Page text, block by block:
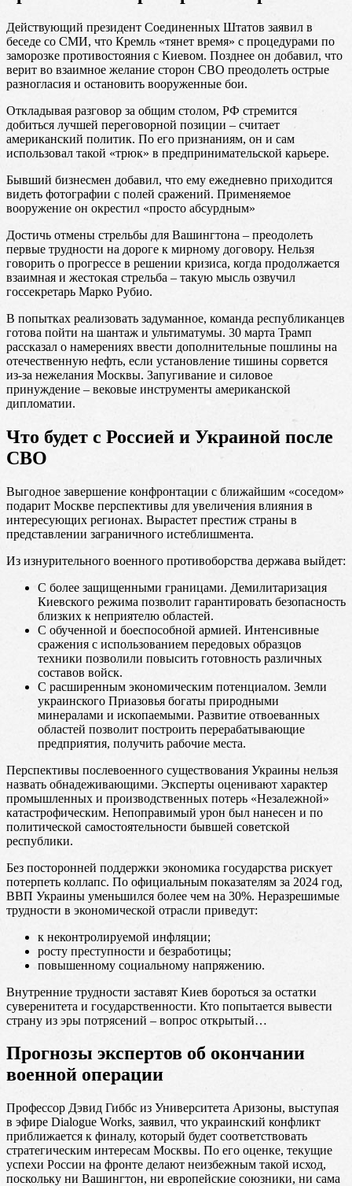
Действующий президент Соединенных Штатов заявил в
беседе со СМИ, что Кремль «тянет время» с процедурами по
заморозке противостояния с Киевом. Позднее он добавил, что
верит во взаимное желание сторон СВО преодолеть острые
разногласия и остановить вооруженные бои.
Откладывая разговор за общим столом, РФ стремится
добиться лучшей переговорной позиции – считает
американский политик. По его признаниям, он и сам
использовал такой «трюк» в предпринимательской карьере.
Бывший бизнесмен добавил, что ему ежедневно приходится
видеть фотографии с полей сражений. Применяемое
вооружение он окрестил «просто абсурдным»
Достичь отмены стрельбы для Вашингтона – преодолеть
первые трудности на дороге к мирному договору. Нельзя
говорить о прогрессе в решении кризиса, когда продолжается
взаимная и жестокая стрельба – такую мысль озвучил
госсекретарь Марко Рубио.
В попытках реализовать задуманное, команда республиканцев
готова пойти на шантаж и ультиматумы. 30 марта Трамп
рассказал о намерениях ввести дополнительные пошлины на
отечественную нефть, если установление тишины сорвется
из-за нежелания Москвы. Запугивание и силовое
принуждение – вековые инструменты американской
дипломатии.
Что будет с Россией и Украиной после
СВО
Выгодное завершение конфронтации с ближайшим «соседом»
подарит Москве перспективы для увеличения влияния в
интересующих регионах. Вырастет престиж страны в
представлении заграничного истеблишмента.
Из изнурительного военного противоборства держава выйдет:
С более защищенными границами. Демилитаризация
Киевского режима позволит гарантировать безопасность
близких к неприятелю областей.
С обученной и боеспособной армией. Интенсивные
сражения с использованием передовых образцов
техники позволили повысить готовность различных
составов войск.
С расширенным экономическим потенциалом. Земли
украинского Приазовья богаты природными
минералами и ископаемыми. Развитие отвоеванных
областей позволит построить перерабатывающие
предприятия, получить рабочие места.
Перспективы послевоенного существования Украины нельзя
назвать обнадеживающими. Эксперты оценивают характер
промышленных и производственных потерь «Незалежной»
катастрофическим. Непоправимый урон был нанесен и по
политической самостоятельности бывшей советской
республики.
Без посторонней поддержки экономика государства рискует
потерпеть коллапс. По официальным показателям за 2024 год,
ВВП Украины уменьшился более чем на 30%. Неразрешимые
трудности в экономической отрасли приведут:
к неконтролируемой инфляции;
росту преступности и безработицы;
повышенному социальному напряжению.
Внутренние трудности заставят Киев бороться за остатки
суверенитета и государственности. Кто попытается вывести
страну из эры потрясений – вопрос открытый…
Прогнозы экспертов об окончании
военной операции
Профессор Дэвид Гиббс из Университета Аризоны, выступая
в эфире Dialogue Works, заявил, что украинский конфликт
приближается к финалу, который будет соответствовать
стратегическим интересам Москвы. По его оценке, текущие
успехи России на фронте делают неизбежным такой исход,
поскольку ни Вашингтон, ни европейские союзники, ни сама